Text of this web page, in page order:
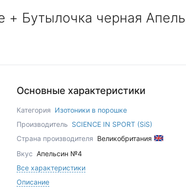
+ Бутылочка черная
Основные характеристики
Категория Изотоники в порошке
Производитель SCIENCE IN SPORT (SiS)
Страна производителя Великобритания
Вкус Апельсин №4
Все характеристики
Описание